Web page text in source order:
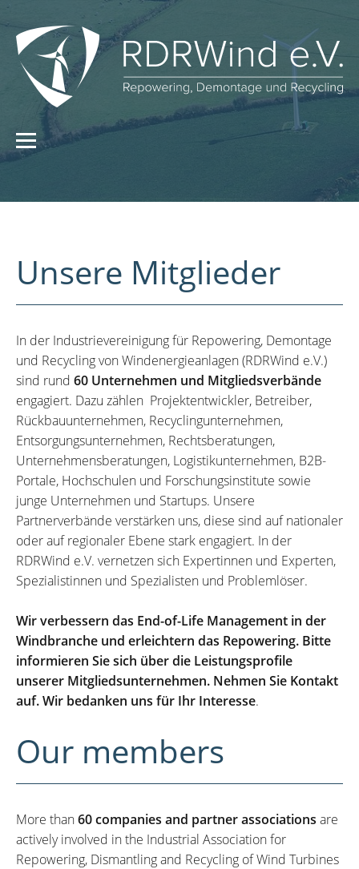
Unsere Mitglieder
In der Industrievereinigung für Repowering, Demontage
und Recycling von Windenergieanlagen (RDRWind e.V.)
sind rund 60 Unternehmen und Mitgliedsverbände
engagiert. Dazu zählen Projektentwickler, Betreiber,
Rückbauunternehmen, Recyclingunternehmen,
Entsorgungsunternehmen, Rechtsberatungen,
Unternehmensberatungen, Logistikunternehmen, B2B-
Portale, Hochschulen und Forschungsinstitute sowie
junge Unternehmen und Startups. Unsere
Partnerverbände verstärken uns, diese sind auf nationaler
oder auf regionaler Ebene stark engagiert. In der
RDRWind e.V. vernetzen sich Expertinnen und Experten,
Spezialistinnen und Spezialisten und Problemlöser.
Wir verbessern das End-of-Life Management in der
Windbranche und erleichtern das Repowering. Bitte
informieren Sie sich über die Leistungsprofile
unserer Mitgliedsunternehmen. Nehmen Sie Kontakt
auf. Wir bedanken uns für Ihr Interesse.
Our members
More than60 companies and partner associations are
actively involved in the Industrial Association for
Repowering, Dismantling and Recycling of Wind Turbines